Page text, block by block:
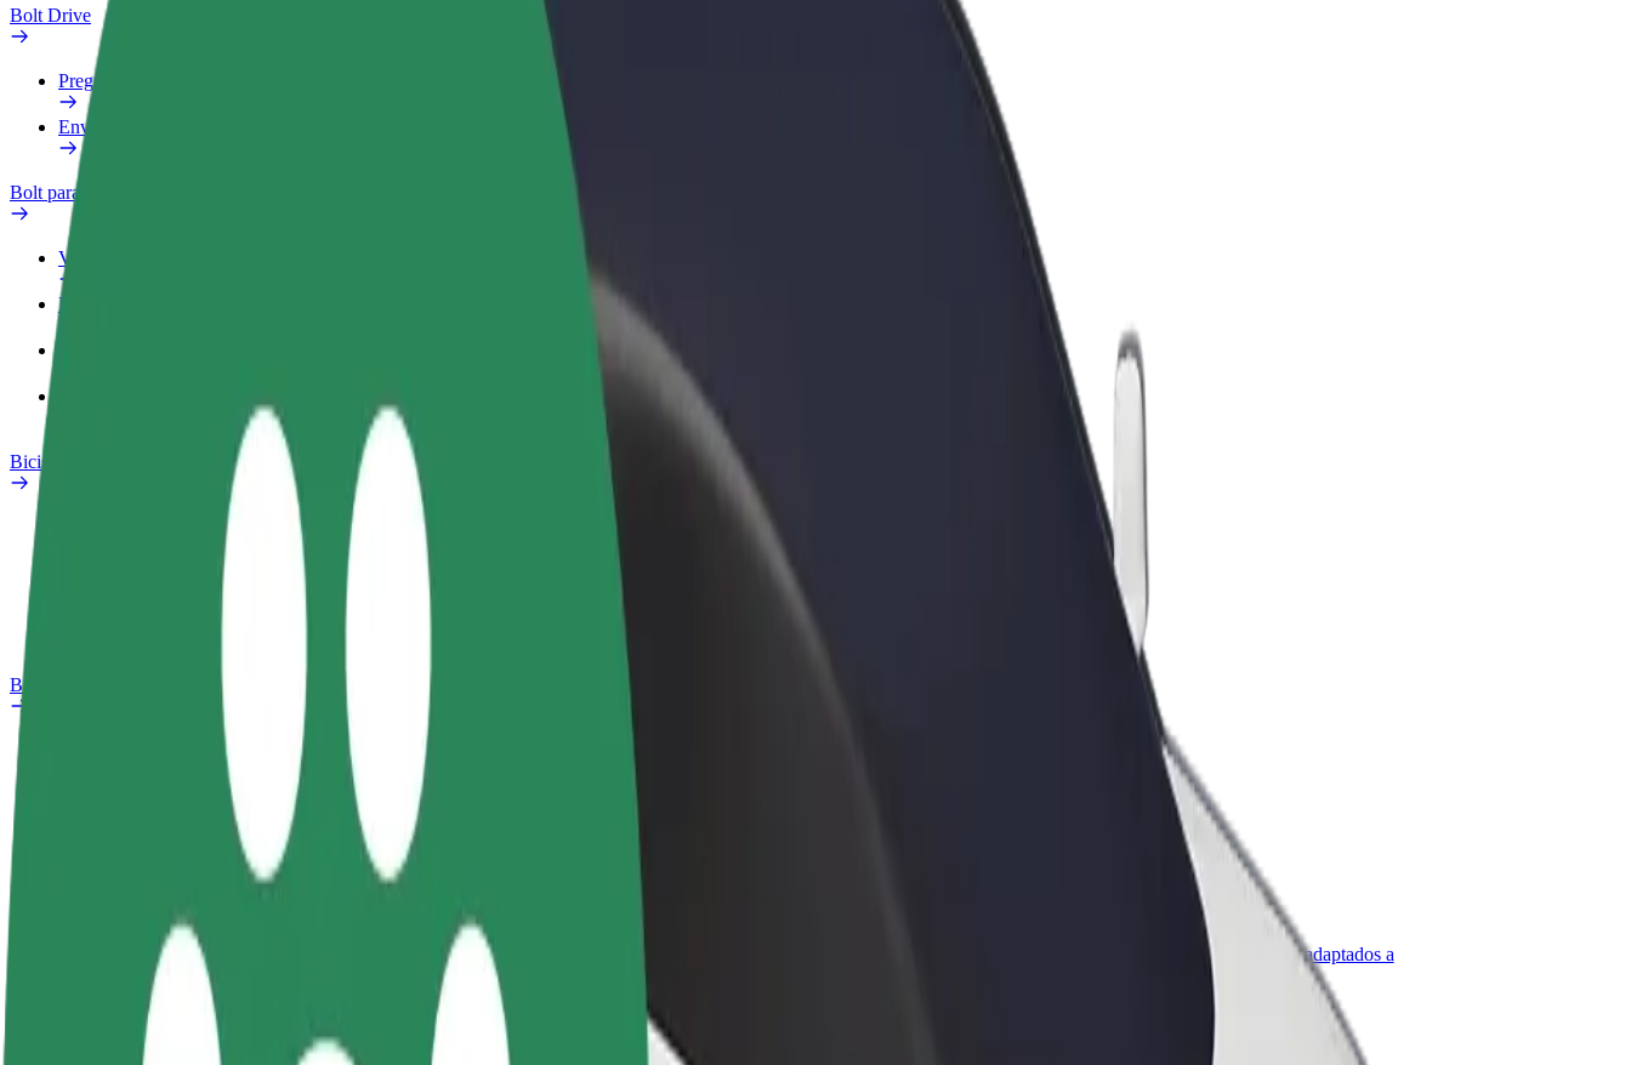
Bolt Drive
Preguntas frecuentes
Enviar aviso sobre un vehículo
Bolt para empresas
Ventajas
Perfil de trabajo
Bicis
Informar de un problema
Bolt Plus
Colaborar como conductor
Gana dinero colaborando
Colaborar como repartidor
Repartí comida y cobrá todas las
Bolt para empresas
Productos y servicios de Bolt adaptados a